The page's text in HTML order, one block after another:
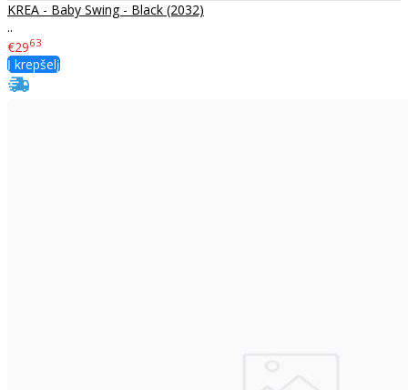
KREA - Baby Swing - Black (2032)
..
€2963
Į krepšelį